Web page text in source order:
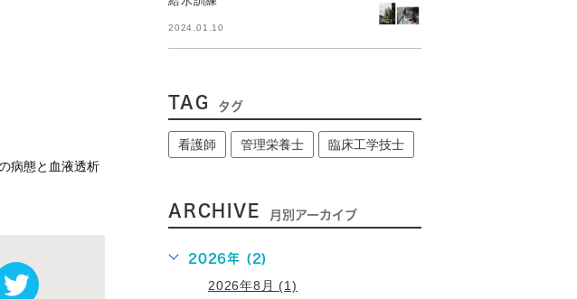
態と血液透析
2024.01.10
TAG タグ
看護師 管理栄養士 臨床工学技士
ARCHIVE 月別アーカイブ
2026年 (2)
2026年8月 (1)